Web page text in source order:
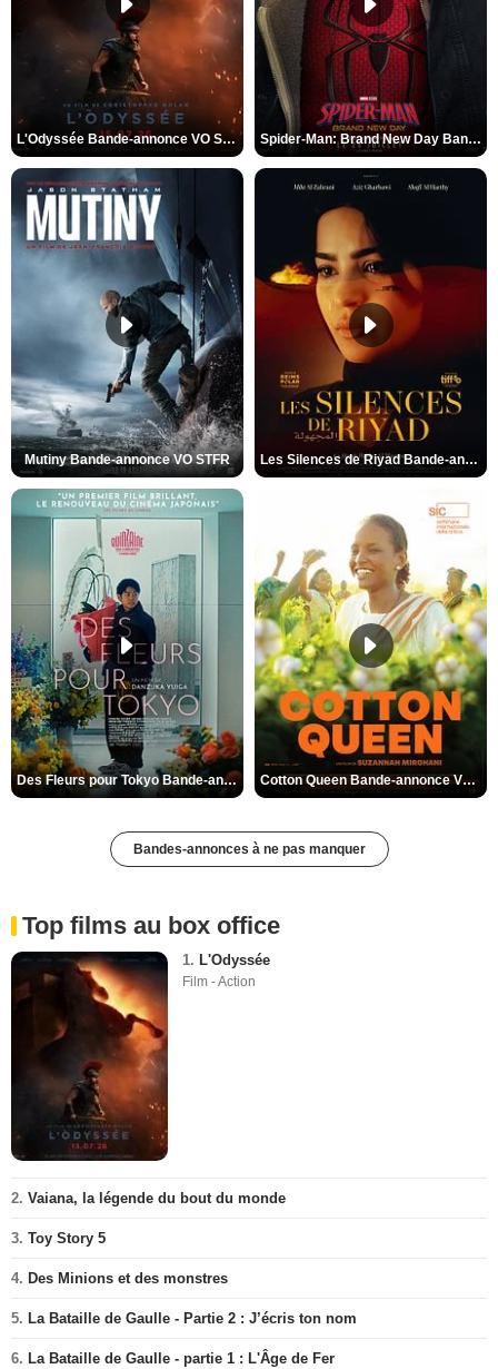
L'Odyssée Bande-annonce VO STFR Spider-Man: Brand New Day Bande-annonce VO STFR
Mutiny Bande-annonce VO STFR Les Silences de Riyad Bande-annonce VO STFR
Des Fleurs pour Tokyo Bande-annonce VO STFR Cotton Queen Bande-annonce VO STFR
Bandes-annonces à ne pas manquer
Top films au box office
1. L'Odyssée
Film - Action
2. Vaiana, la légende du bout du monde
3. Toy Story 5
4. Des Minions et des monstres
5. La Bataille de Gaulle - Partie 2 : J’écris ton nom
6. La Bataille de Gaulle - partie 1 : L'Âge de Fer